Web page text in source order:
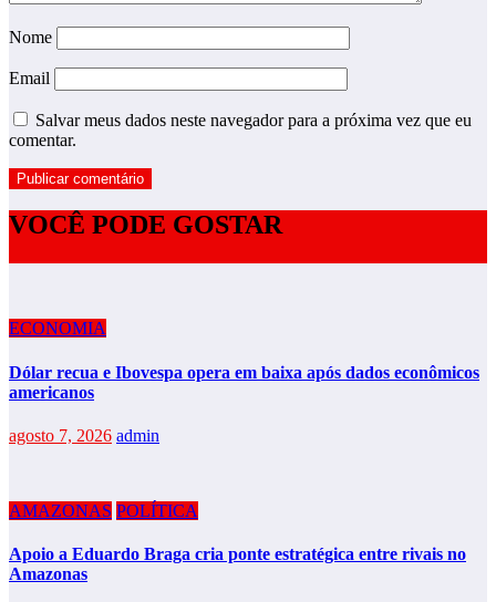
Nome
Email
Salvar meus dados neste navegador para a próxima vez que eu
comentar.
VOCÊ PODE GOSTAR
ECONOMIA
Dólar recua e Ibovespa opera em baixa após dados econômicos
americanos
agosto 7, 2026 admin
AMAZONAS POLÍTICA
Apoio a Eduardo Braga cria ponte estratégica entre rivais no
Amazonas